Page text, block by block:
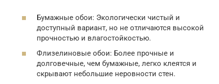
Бумажные обои: Экологически чистый и
доступный вариант, но не отличаются высокой
прочностью и влагостойкостью.
Флизелиновые обои: Более прочные и
долговечные, чем бумажные, легко клеятся и
скрывают небольшие неровности стен.